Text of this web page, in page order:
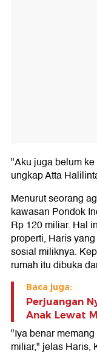
"Aku juga belum
ungkap Atta
Menurut seorang
kawasan Pondok
Rp 120 miliar. Hal
properti, Haris
sosial miliknya.
rumah itu dibuka
Baca juga:
Perjuangan
Anak Lewat
"Iya benar
miliar," jelas Haris,